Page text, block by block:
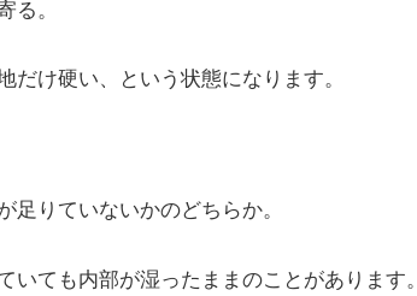
る。
け硬い、という状態になります。
りていないかのどちらか。
ても内部が湿ったままのことがあります。